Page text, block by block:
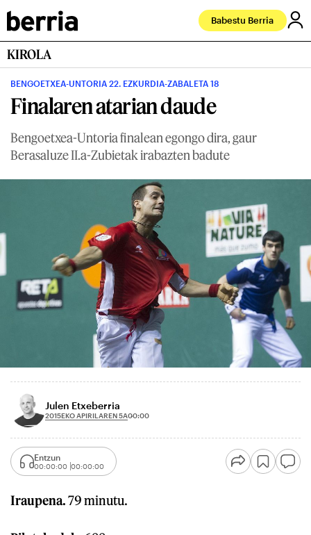
Babestu Berria
KIROLA
BENGOETXEA-UNTORIA 22. EZKURDIA-ZABALETA 18
Finalaren atarian daude
Bengoetxea-Untoria finalean egongo dira, gaur
Berasaluze II.a-Zubietak irabazten badute
Julen Etxeberria
2015EKO APIRILAREN 5A00:00
Entzun
00:00:00 00:00:00
Iraupena.79 minutu.